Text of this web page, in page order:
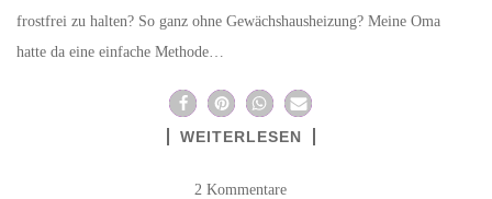
frostfrei zu halten? So ganz ohne Gewächshausheizung? Meine Oma
hatte da eine einfache Methode…
WEITERLESEN
2 Kommentare